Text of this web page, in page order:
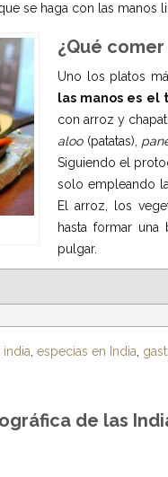
se haga con las manos
¿Qué
Uno los platos
las manos es el
con arroz y
aloo (patatas),
Siguiendo el
solo empleando
El arroz, los
hasta formar
pulgar.
especias en India
de las